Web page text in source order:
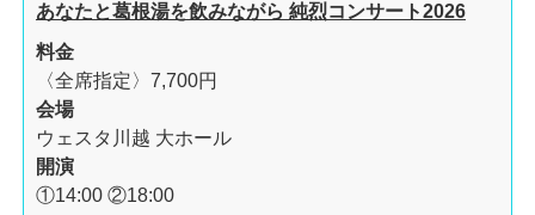
あなたと葛根湯を飲みながら 純烈コンサート2026
料金
〈全席指定〉7,700円
会場
ウェスタ川越 大ホール
開演
①14:00 ②18:00